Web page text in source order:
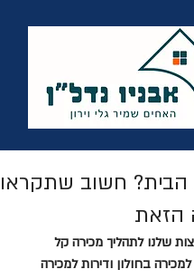
הבית? חשוב שתקראו
הזאת
שלנו לתהליך מכירה קל
בחולון ודירות למכירה